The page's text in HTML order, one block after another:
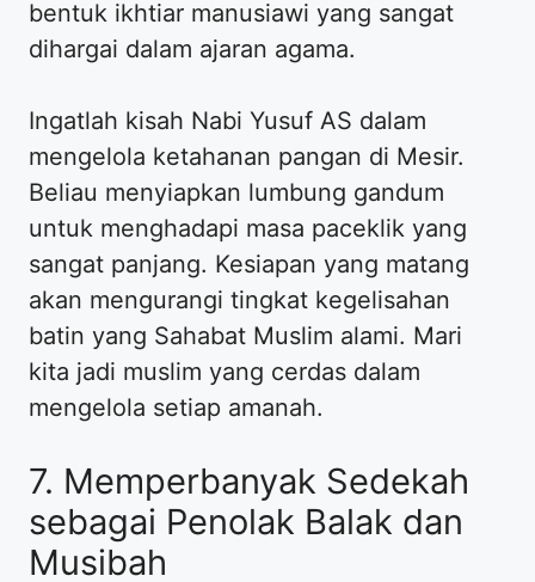
bentuk ikhtiar manusiawi yang sangat
dihargai dalam ajaran agama.
Ingatlah kisah Nabi Yusuf AS dalam
mengelola ketahanan pangan di Mesir.
Beliau menyiapkan lumbung gandum
untuk menghadapi masa paceklik yang
sangat panjang. Kesiapan yang matang
akan mengurangi tingkat kegelisahan
batin yang Sahabat Muslim alami. Mari
kita jadi muslim yang cerdas dalam
mengelola setiap amanah.
7. Memperbanyak Sedekah
sebagai Penolak Balak dan
Musibah